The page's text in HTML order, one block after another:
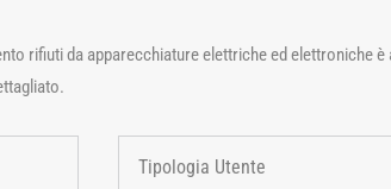
rifiuti da apparecchiature elettriche ed elettroniche